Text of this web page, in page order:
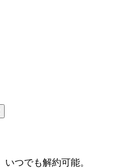
つでも解約可能。